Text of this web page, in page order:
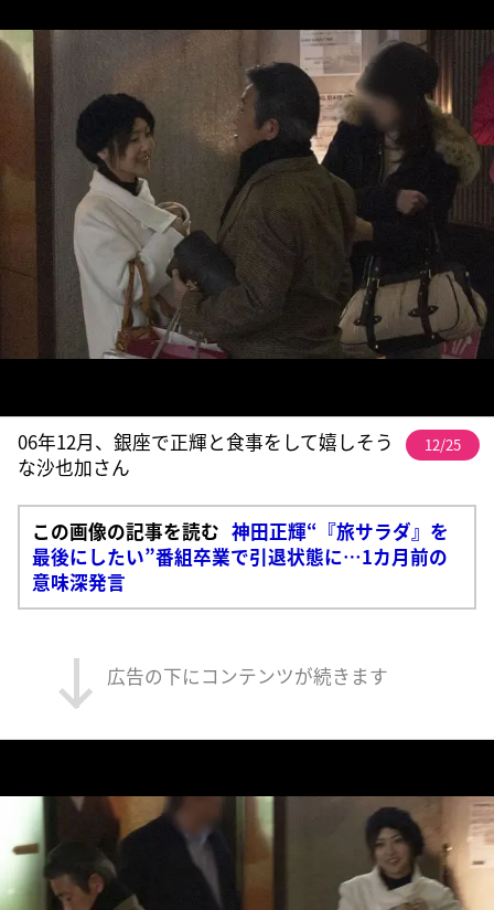
06年12月、銀座で正輝と食事をして嬉しそう
な沙也加さん
12/25
この画像の記事を読む 神田正輝“『旅サラダ』を
最後にしたい”番組卒業で引退状態に…1カ月前の
意味深発言
広告の下にコンテンツが続きます